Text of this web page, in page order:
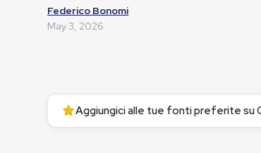
Federico Bonomi
May 3, 2026
Aggiungici alle tue fonti preferite su